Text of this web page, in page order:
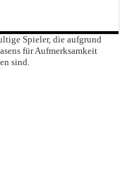
Spieler, die aufgrund
für Aufmerksamkeit
sind.